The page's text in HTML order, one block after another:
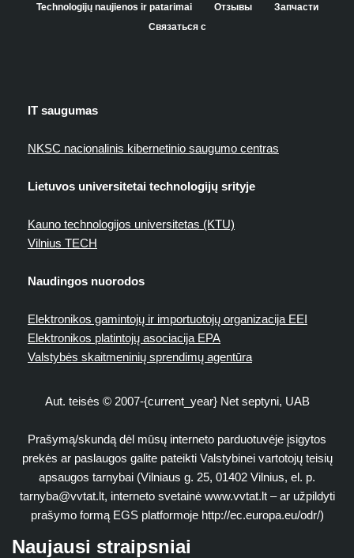
Technologijų naujienos ir patarimai Отзывы
Запчасти
Связаться с
IT saugumas
NKSC nacionalinis kibernetinio saugumo centras
Lietuvos universitetai technologijų srityje
Kauno technologijos universitetas (KTU)
Vilnius TECH
Naudingos nuorodos
Elektronikos gamintojų ir importuotojų organizacija EEI
Elektronikos platintojų asociacija EPA
Valstybės skaitmeninių sprendimų agentūra
Aut. teisės © 2007-{current_year} Net septyni, UAB
Prašymą/skundą dėl mūsų interneto parduotuvėje įsigytos
prekės ar paslaugos galite pateikti Valstybinei vartotojų teisių
apsaugos tarnybai (Vilniaus g. 25, 01402 Vilnius, el. p.
tarnyba@vvtat.lt, interneto svetainė www.vvtat.lt – ar užpildyti
prašymo formą EGS platformoje http://ec.europa.eu/odr/)
Naujausi straipsniai